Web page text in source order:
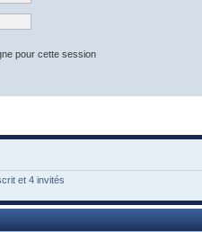
pour cette session
et 4 invités